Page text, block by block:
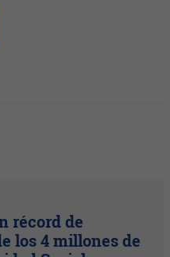
récord de
los 4 millones de